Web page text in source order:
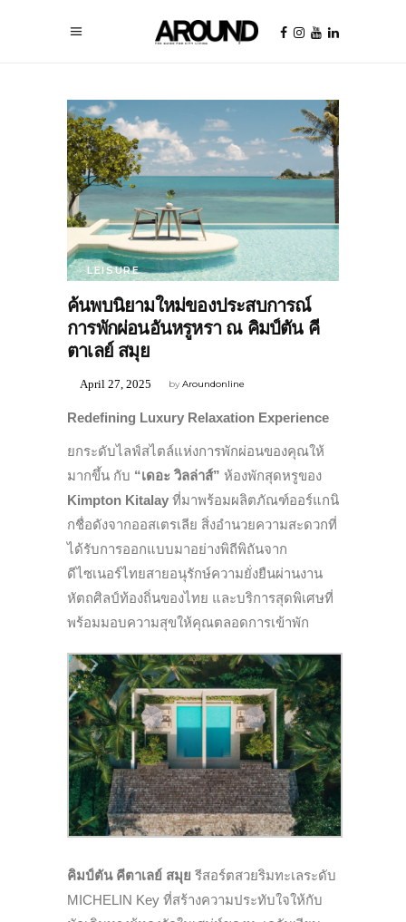
LEISURE
ค้นพบนิยามใหม่ของประสบการณ์
การพักผ่อนอันหรูหรา ณ คิมป์ตัน คี
ตาเลย์ สมุย
byAroundonline
April 27, 2025
Redefining Luxury Relaxation Experience
ยกระดับไลฟ์สไตล์แห่งการพักผ่อนของคุณให้
มากขึ้น กับ “เดอะ วิลล่าส์” ห้องพักสุดหรูของ
Kimpton Kitalay ที่มาพร้อมผลิตภัณฑ์ออร์แกนิ
กชื่อดังจากออสเตรเลีย สิ่งอำนวยความสะดวกที่
ได้รับการออกแบบมาอย่างพิถีพิถันจาก
ดีไซเนอร์ไทยสายอนุรักษ์ความยั่งยืนผ่านงาน
หัตถศิลป์ท้องถิ่นของไทย และบริการสุดพิเศษที่
พร้อมมอบความสุขให้คุณตลอดการเข้าพัก
คิมป์ตัน คีตาเลย์ สมุย รีสอร์ตสวยริมทะเลระดับ
MICHELIN Key ที่สร้างความประทับใจให้กับ